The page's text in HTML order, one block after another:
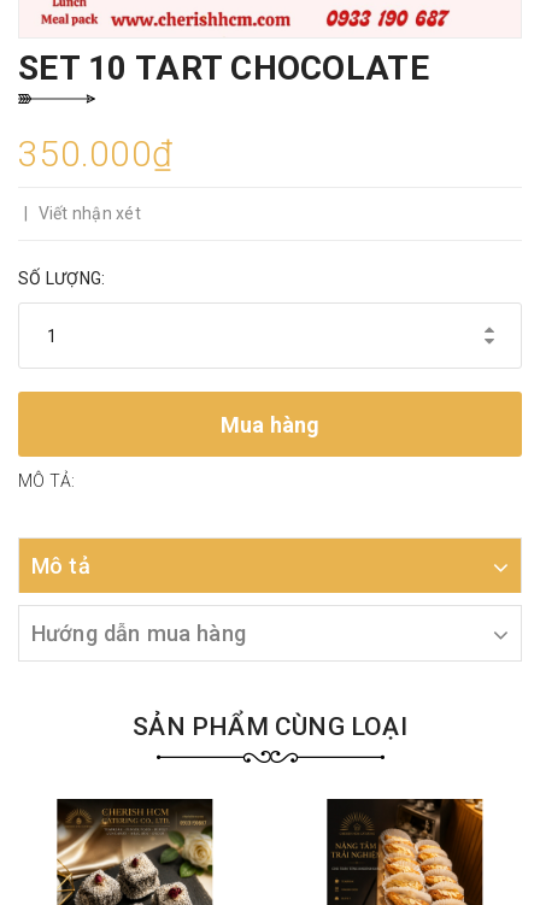
SET 10 TART CHOCOLATE
350.000₫
Viết nhận xét
SỐ LƯỢNG:
Mua hàng
MÔ TẢ:
Mô tả
Hướng dẫn mua hàng
SẢN PHẨM CÙNG LOẠI